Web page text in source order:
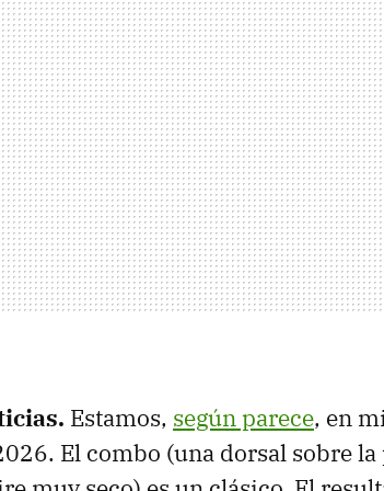
Estamos, según parece, en
El combo (una dorsal sobre